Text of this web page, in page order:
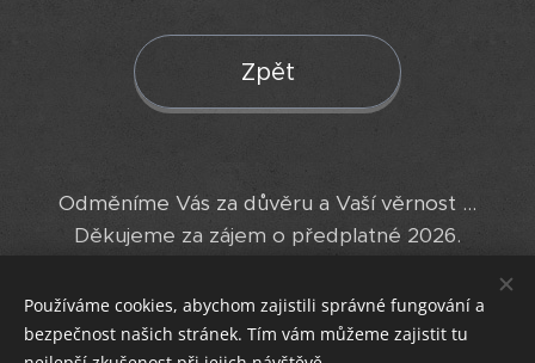
Zpět
Odměníme Vás za důvěru a Vaší věrnost ...
Děkujeme za zájem o předplatné 2026.
Cookies
Používáme cookies, abychom zajistili správné fungování a
bezpečnost našich stránek. Tím vám můžeme zajistit tu